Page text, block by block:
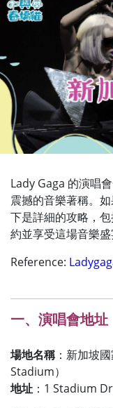
Lady Gaga 的演唱
震撼的音樂著稱。
下是詳細的攻略，
約並享受這場音樂盛
Reference:
一、演唱會地址
場地名稱：新加坡
Stadium）
地址 ：1 Stadium